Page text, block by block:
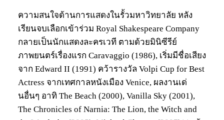
ความสนใจด้านการแสดงในรั้วมหาวิทยาลัย หลัง
เรียนจบเลือกเข้าร่วม Royal Shakespeare Company
กลายเป็นนักแสดงละครเวที ตามด้วยมินิซีรีย์
ภาพยนตร์เรื่องแรก Caravaggio (1986), เริ่มมีชื่อเสียง
จาก Edward II (1991) คว้ารางวัล Volpi Cup for Best
Actress จากเทศกาลหนังเมือง Venice, ผลงานเด่
นอื่นๆ อาทิ The Beach (2000), Vanilla Sky (2001),
The Chronicles of Narnia: The Lion, the Witch and